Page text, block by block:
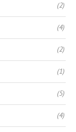
(2)
(4)
(2)
(1)
(5)
(4)